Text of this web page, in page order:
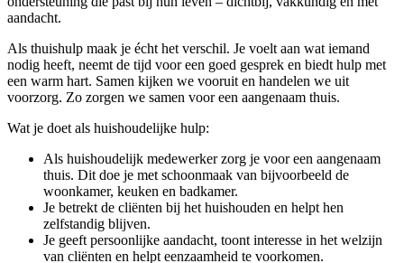
aandacht.
Als thuishulp maak je écht het verschil. Je voelt aan wat iemand
nodig heeft, neemt de tijd voor een goed gesprek en biedt hulp met
een warm hart. Samen kijken we vooruit en handelen we uit
voorzorg. Zo zorgen we samen voor een aangenaam thuis.
Wat je doet als huishoudelijke hulp:
Als huishoudelijk medewerker zorg je voor een aangenaam
thuis. Dit doe je met schoonmaak van bijvoorbeeld de
woonkamer, keuken en badkamer.
Je betrekt de cliënten bij het huishouden en helpt hen
zelfstandig blijven.
Je geeft persoonlijke aandacht, toont interesse in het welzijn
van cliënten en helpt eenzaamheid te voorkomen.